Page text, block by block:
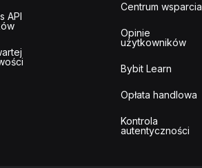
API
Centrum wsparcia
Opinie
użytkowników
Bybit Learn
Opłata handlowa
Kontrola
autentyczności